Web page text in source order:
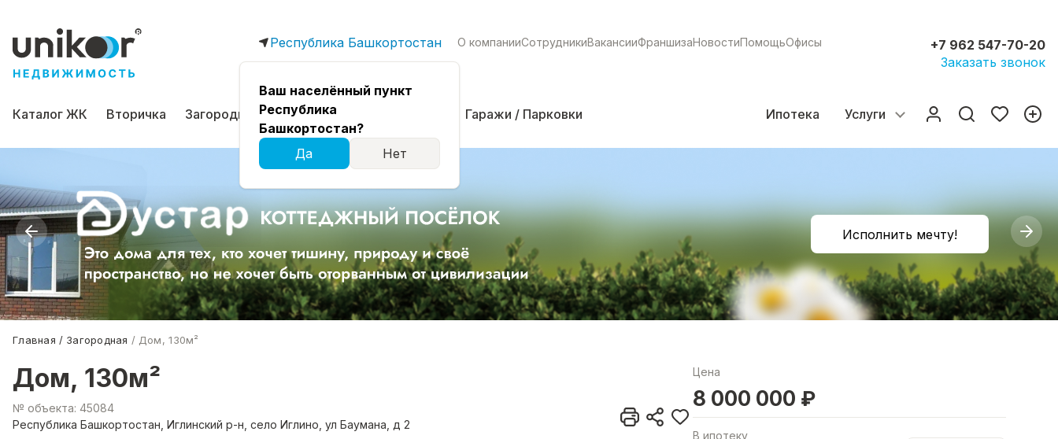
Республика Башкортостан
Ваш населённый пункт
Республика
Башкортостан?
Да
Нет
О компанииСотрудникиВакансииФраншизаНовостиПомощьОфисы
+7 962 547-70-20
Заказать звонок
Каталог ЖК Вторичка Загородная Коммерческая Гаражи / Парковки Ипотека Услуги
Исполнить мечту!
Главная Загородная Дом, 130м²
Дом, 130м²
№ объекта: 45084
Республика Башкортостан, Иглинский р-н, село Иглино, ул Баумана, д 2
Цена
8 000 000 ₽
В ипотеку